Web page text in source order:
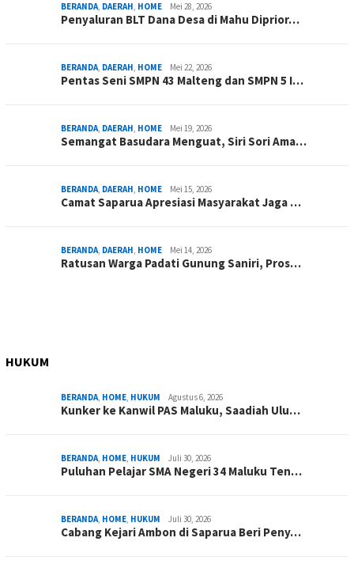
BERANDA, DAERAH, HOME Mei 28, 2026
Penyaluran BLT Dana Desa di Mahu Diprior…
BERANDA, DAERAH, HOME Mei 22, 2026
Pentas Seni SMPN 43 Malteng dan SMPN 5 I…
BERANDA, DAERAH, HOME Mei 19, 2026
Semangat Basudara Menguat, Siri Sori Ama…
BERANDA, DAERAH, HOME Mei 15, 2026
Camat Saparua Apresiasi Masyarakat Jaga …
BERANDA, DAERAH, HOME Mei 14, 2026
Ratusan Warga Padati Gunung Saniri, Pros…
HUKUM
BERANDA, HOME, HUKUM Agustus 6, 2026
Kunker ke Kanwil PAS Maluku, Saadiah Ulu…
BERANDA, HOME, HUKUM Juli 30, 2026
Puluhan Pelajar SMA Negeri 34 Maluku Ten…
BERANDA, HOME, HUKUM Juli 30, 2026
Cabang Kejari Ambon di Saparua Beri Peny…